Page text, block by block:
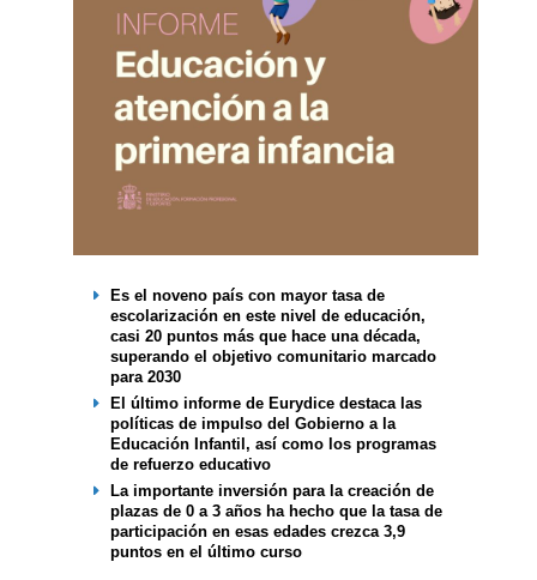
Es el noveno país con mayor tasa de
escolarización en este nivel de educación,
casi 20 puntos más que hace una década,
superando el objetivo comunitario marcado
para 2030
El último informe de Eurydice destaca las
políticas de impulso del Gobierno a la
Educación Infantil, así como los programas
de refuerzo educativo
La importante inversión para la creación de
plazas de 0 a 3 años ha hecho que la tasa de
participación en esas edades crezca 3,9
puntos en el último curso